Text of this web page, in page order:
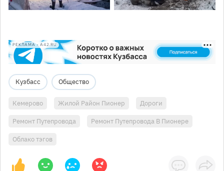
РЕКЛАМА • A42.RU
Кузбасс Общество
Кемерово Жилой Район Пионер Дороги
Ремонт Путепровода Ремонт Путепровода В Пионере
Облако тэгов